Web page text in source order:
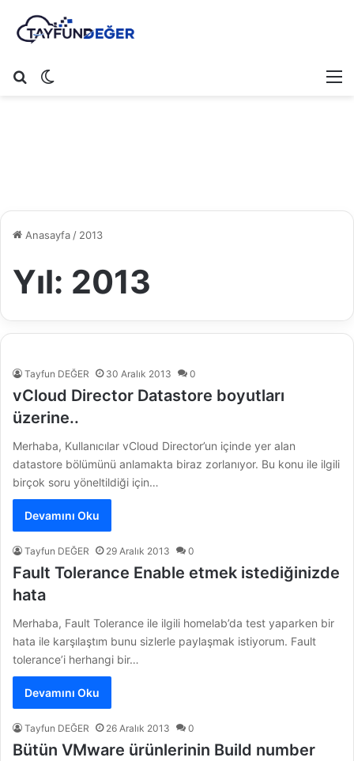
Arama yap ...
Anasayfa/ 2013
Yıl: 2013
Tayfun DEĞER 30 Aralık 2013 0
vCloud Director Datastore boyutları
üzerine..
Merhaba, Kullanıcılar vCloud Director’un içinde yer alan
datastore bölümünü anlamakta biraz zorlanıyor. Bu konu ile ilgili
birçok soru yöneltildiği için…
Devamını Oku
Tayfun DEĞER 29 Aralık 2013 0
Fault Tolerance Enable etmek istediğinizde
hata
Merhaba, Fault Tolerance ile ilgili homelab’da test yaparken bir
hata ile karşılaştım bunu sizlerle paylaşmak istiyorum. Fault
tolerance’i herhangi bir…
Devamını Oku
Tayfun DEĞER 26 Aralık 2013 0
Bütün VMware ürünlerinin Build number